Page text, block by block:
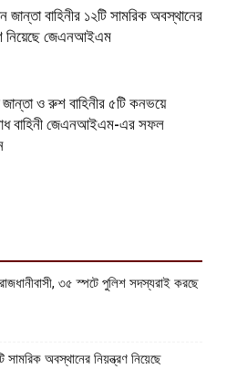
জান্তা বাহিনীর ১২টি সামরিক অবস্থানের
নিয়েছে জেএনআইএম
জান্তা ও রুশ বাহিনীর ৫টি কনভয়ে
বাহিনী জেএনআইএম-এর সফল
রাজধানীবাসী, ৩৫ স্পটে পুলিশ সদস্যরাই করছে
সামরিক অবস্থানের নিয়ন্ত্রণ নিয়েছে